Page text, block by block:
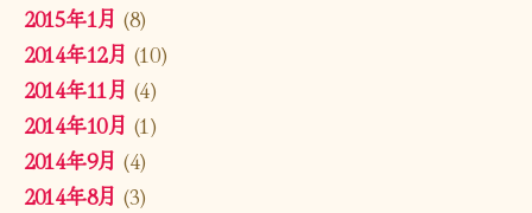
2015年1月 (8)
2014年12月 (10)
2014年11月 (4)
2014年10月 (1)
2014年9月 (4)
2014年8月 (3)